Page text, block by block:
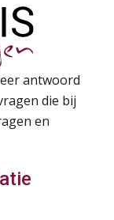
antwoord
die bij
en